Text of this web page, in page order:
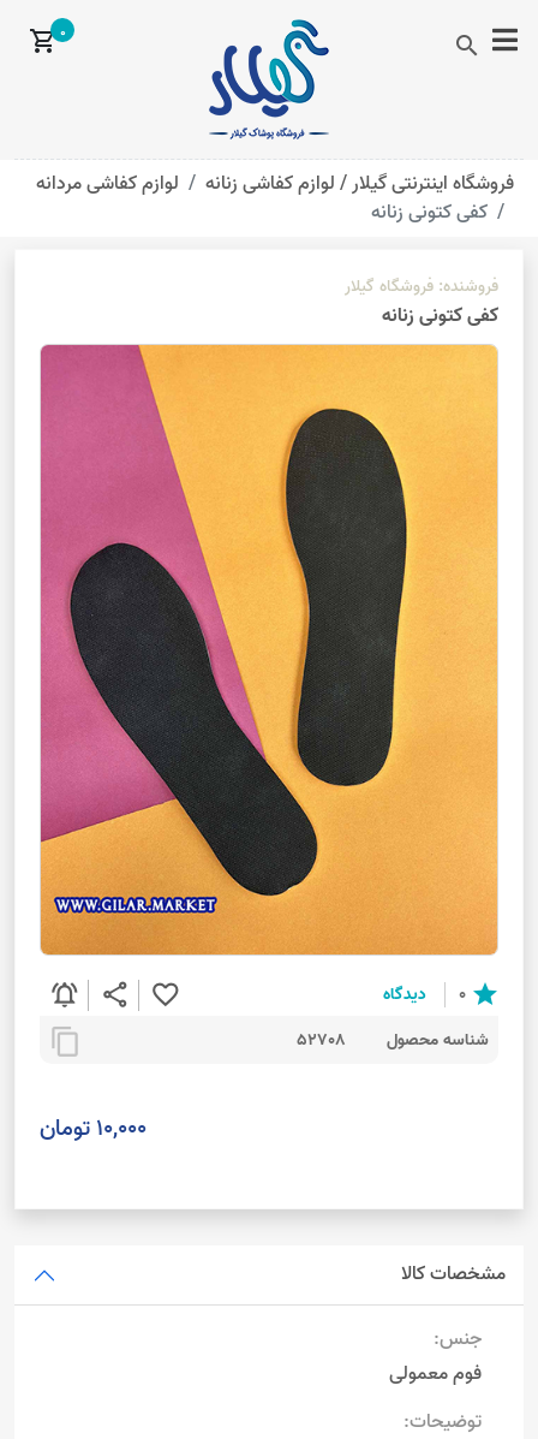
search
shopping_cart0
فروشگاه اینترنتی گیلار /لوازم کفاشی زنانه
لوازم کفاشی مردانه
کفی کتونی زنانه
فروشنده: فروشگاه گیلار
کفی کتونی زنانه
star
0 دیدگاه favorite_border
share
notifications_active
شناسه محصول 52708
content_copy
10,000 تومان
مشخصات کالا
جنس:
فوم معمولی
توضیحات: